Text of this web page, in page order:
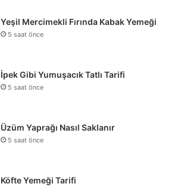
Yeşil Mercimekli Fırında Kabak Yemeği
5 saat önce
İpek Gibi Yumuşacık Tatlı Tarifi
5 saat önce
Üzüm Yaprağı Nasıl Saklanır
5 saat önce
Köfte Yemeği Tarifi